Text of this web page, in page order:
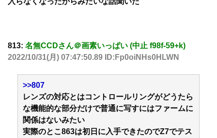
813: 名無CCDさん＠画素いっぱい (中止 f98f-59+k)
2022/10/31(月) 07:47:50.89 ID:Fp0oiNHs0HLWN
>>807
レンズの対応とはコントロールリングがどうたら
な機能的な部分だけで普通に写すにはファームに
関係はないみたい
実際のとこ863は初日に入手できたのでZ7でテス